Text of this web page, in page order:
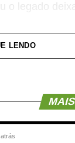
o legado
para
grossenses,
de vagas e
e contador.
LENDO